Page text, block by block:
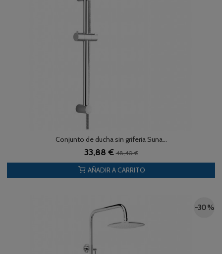
Conjunto de ducha sin griferia Suna...
33,88 €48,40 €
AÑADIR A CARRITO
-30 %